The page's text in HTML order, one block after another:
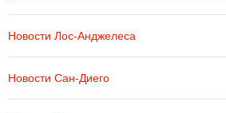
Новости Лос-Анджелеса
Новости Сан-Диего